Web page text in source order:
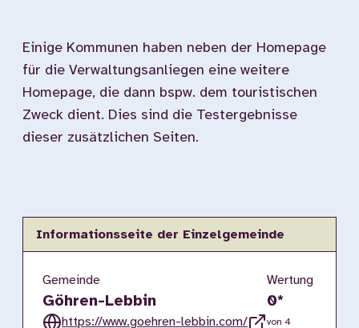
Einige Kommunen haben neben der Homepage
für die Verwaltungsanliegen eine weitere
Homepage, die dann bspw. dem touristischen
Zweck dient. Dies sind die Testergebnisse
dieser zusätzlichen Seiten.
Informationsseite der Einzelgemeinde
Gemeinde
Göhren-Lebbin
https://www.goehren-lebbin.com/
Wertung
0*
von 4